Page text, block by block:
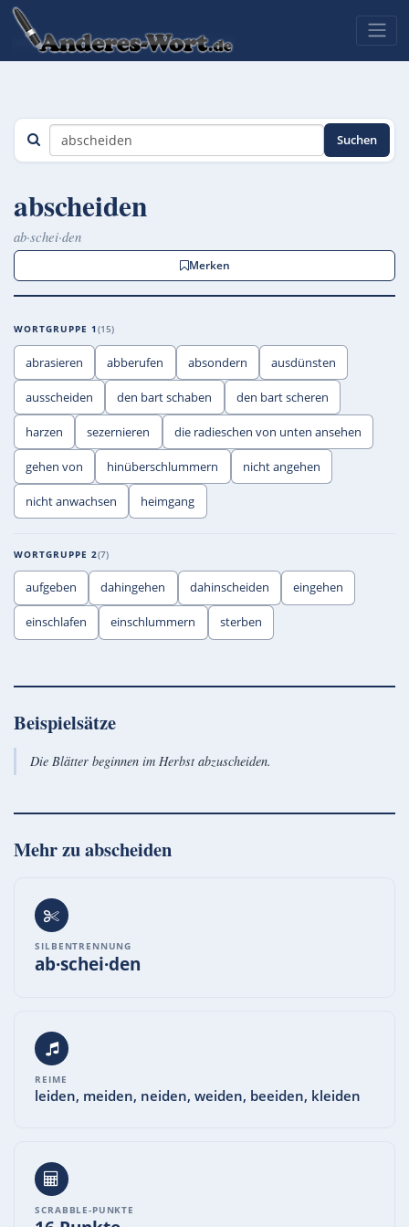
Suchen
abscheiden
ab·schei·den
Merken
WORTGRUPPE 1 15
abrasieren abberufen absondern ausdünsten
ausscheiden den bart schaben den bart scheren
harzen sezernieren die radieschen von unten ansehen
gehen von hinüberschlummern nicht angehen
nicht anwachsen heimgang
WORTGRUPPE 2 7
aufgeben dahingehen dahinscheiden eingehen
einschlafen einschlummern sterben
Beispielsätze
Die Blätter beginnen im Herbst abzuscheiden.
Mehr zuabscheiden
SILBENTRENNUNG
ab·schei·den
REIME
leiden, meiden, neiden, weiden, beeiden, kleiden
SCRABBLE-PUNKTE